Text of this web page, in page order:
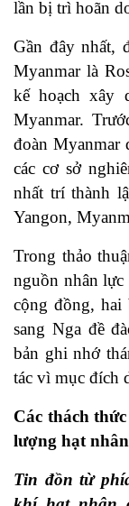
lần bị trì hoãn
Gần đây nhất,
Myanmar là
kế hoạch xây
Myanmar.
đoàn Myanmar
các cơ sở
nhất trí thành
Yangon,
Trong thảo
nguồn nhân lực
cộng đồng, hai
sang Nga đề
bản ghi nhớ
tác vì mục đích
Các thách
lượng hạt
Tin đồn từ